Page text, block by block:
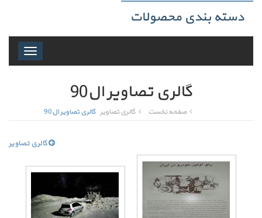
دسته بندی محصولات
Toggle
گالری تصاویر ال90
صفحه نخست گالری تصاویر گالری تصاویر ال90
گالری تصاویر